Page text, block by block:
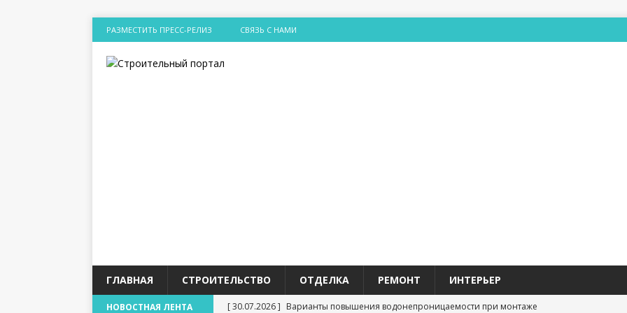
РАЗМЕСТИТЬ ПРЕСС-РЕЛИЗ СВЯЗЬ С НАМИ
ГЛАВНАЯ СТРОИТЕЛЬСТВО ОТДЕЛКА РЕМОНТ ИНТЕРЬЕР
НОВОСТНАЯ ЛЕНТА [ 30.07.2026 ] Варианты повышения водонепроницаемости при монтаже